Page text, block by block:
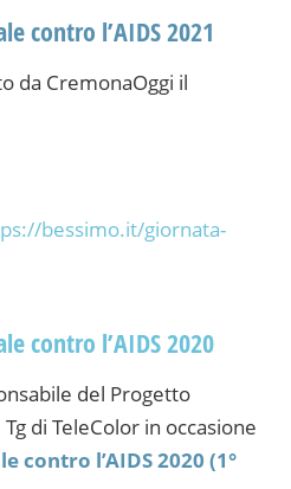
contro l’AIDS 2021
da CremonaOggi il
bessimo.it/giornata-
contro l’AIDS 2020
del Progetto
di TeleColor in occasione
contro l’AIDS 2020 (1°